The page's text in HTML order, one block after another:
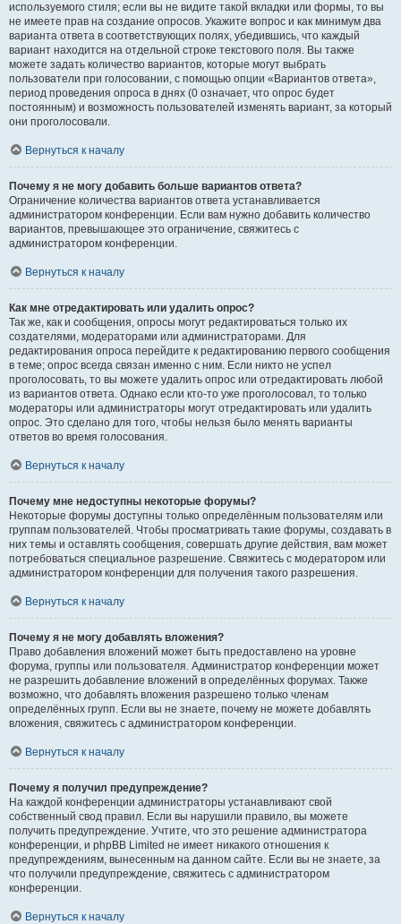
используемого стиля; если вы не видите такой вкладки или формы, то вы
не имеете прав на создание опросов. Укажите вопрос и как минимум два
варианта ответа в соответствующих полях, убедившись, что каждый
вариант находится на отдельной строке текстового поля. Вы также
можете задать количество вариантов, которые могут выбрать
пользователи при голосовании, с помощью опции «Вариантов ответа»,
период проведения опроса в днях (0 означает, что опрос будет
постоянным) и возможность пользователей изменять вариант, за который
они проголосовали.
Вернуться к началу
Почему я не могу добавить больше вариантов ответа?
Ограничение количества вариантов ответа устанавливается
администратором конференции. Если вам нужно добавить количество
вариантов, превышающее это ограничение, свяжитесь с
администратором конференции.
Вернуться к началу
Как мне отредактировать или удалить опрос?
Так же, как и сообщения, опросы могут редактироваться только их
создателями, модераторами или администраторами. Для
редактирования опроса перейдите к редактированию первого сообщения
в теме; опрос всегда связан именно с ним. Если никто не успел
проголосовать, то вы можете удалить опрос или отредактировать любой
из вариантов ответа. Однако если кто-то уже проголосовал, то только
модераторы или администраторы могут отредактировать или удалить
опрос. Это сделано для того, чтобы нельзя было менять варианты
ответов во время голосования.
Вернуться к началу
Почему мне недоступны некоторые форумы?
Некоторые форумы доступны только определённым пользователям или
группам пользователей. Чтобы просматривать такие форумы, создавать в
них темы и оставлять сообщения, совершать другие действия, вам может
потребоваться специальное разрешение. Свяжитесь с модератором или
администратором конференции для получения такого разрешения.
Вернуться к началу
Почему я не могу добавлять вложения?
Право добавления вложений может быть предоставлено на уровне
форума, группы или пользователя. Администратор конференции может
не разрешить добавление вложений в определённых форумах. Также
возможно, что добавлять вложения разрешено только членам
определённых групп. Если вы не знаете, почему не можете добавлять
вложения, свяжитесь с администратором конференции.
Вернуться к началу
Почему я получил предупреждение?
На каждой конференции администраторы устанавливают свой
собственный свод правил. Если вы нарушили правило, вы можете
получить предупреждение. Учтите, что это решение администратора
конференции, и phpBB Limited не имеет никакого отношения к
предупреждениям, вынесенным на данном сайте. Если вы не знаете, за
что получили предупреждение, свяжитесь с администратором
конференции.
Вернуться к началу